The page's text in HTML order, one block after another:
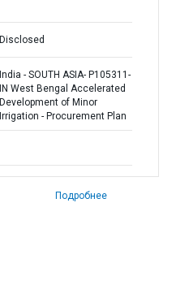
Disclosed
India - SOUTH ASIA- P105311-
IN West Bengal Accelerated
Development of Minor
Irrigation - Procurement Plan
Подробнее